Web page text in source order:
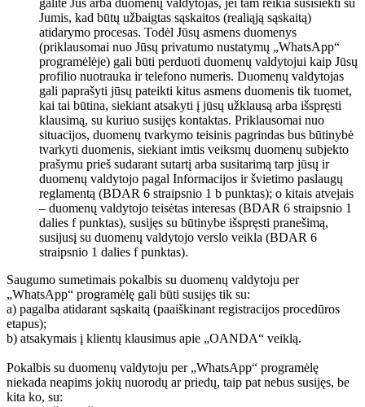
galite Jūs arba duomenų valdytojas, jei tam reikia susisiekti su
Jumis, kad būtų užbaigtas sąskaitos (realiąją sąskaitą)
atidarymo procesas. Todėl Jūsų asmens duomenys
(priklausomai nuo Jūsų privatumo nustatymų „WhatsApp“
programėlėje) gali būti perduoti duomenų valdytojui kaip Jūsų
profilio nuotrauka ir telefono numeris. Duomenų valdytojas
gali paprašyti jūsų pateikti kitus asmens duomenis tik tuomet,
kai tai būtina, siekiant atsakyti į jūsų užklausą arba išspręsti
klausimą, su kuriuo susijęs kontaktas. Priklausomai nuo
situacijos, duomenų tvarkymo teisinis pagrindas bus būtinybė
tvarkyti duomenis, siekiant imtis veiksmų duomenų subjekto
prašymu prieš sudarant sutartį arba susitarimą tarp jūsų ir
duomenų valdytojo pagal Informacijos ir švietimo paslaugų
reglamentą (BDAR 6 straipsnio 1 b punktas); o kitais atvejais
– duomenų valdytojo teisėtas interesas (BDAR 6 straipsnio 1
dalies f punktas), susijęs su būtinybe išspręsti pranešimą,
susijusį su duomenų valdytojo verslo veikla (BDAR 6
straipsnio 1 dalies f punktas).
Saugumo sumetimais pokalbis su duomenų valdytoju per
„WhatsApp“ programėlę gali būti susijęs tik su:
a) pagalba atidarant sąskaitą (paaiškinant registracijos procedūros
etapus);
b) atsakymais į klientų klausimus apie „OANDA“ veiklą.
Pokalbis su duomenų valdytoju per „WhatsApp“ programėlę
niekada neapims jokių nuorodų ar priedų, taip pat nebus susijęs, be
kita ko, su: